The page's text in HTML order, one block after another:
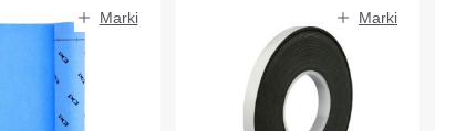
Marki Marki